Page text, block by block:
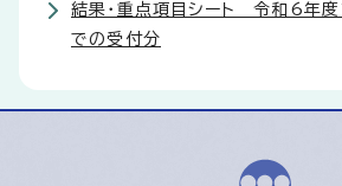
結果・重点項目シート 令和6年
での受付分